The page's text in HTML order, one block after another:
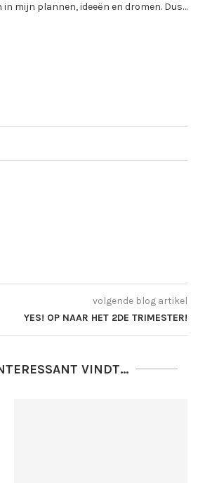
in mijn plannen, ideeën en dromen. Dus…
volgende blog artikel
YES! OP NAAR HET 2DE TRIMESTER!
VINDT...